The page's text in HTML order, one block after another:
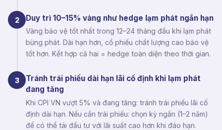
2 Duy trì 10–15% vàng như hedge lạm phát ngắn hạn
Vàng bảo vệ tốt nhất trong 12–24 tháng đầu khi lạm phát
bùng phát. Dài hạn hơn, cổ phiếu chất lượng cao bảo vệ
tốt hơn. Kết hợp cả hai = hedge toàn diện theo thời gian.
3
Tránh trái phiếu dài hạn lãi cố định khi lạm phát
đang tăng
Khi CPI VN vượt 5% và đang tăng: tránh trái phiếu lãi cố
định dài hạn. Nếu cần trái phiếu: chọn kỳ ngắn (1–2 năm)
để có thể tái đầu tư với lãi suất cao hơn khi đáo hạn.